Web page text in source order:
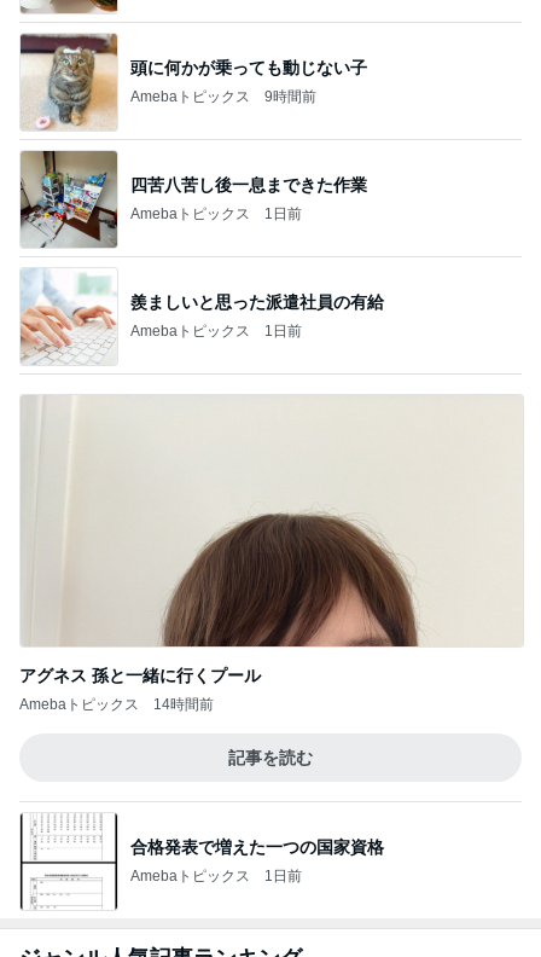
頭に何かが乗っても動じない子
Amebaトピックス 9時間前
四苦八苦し後一息まできた作業
Amebaトピックス 1日前
羨ましいと思った派遣社員の有給
Amebaトピックス 1日前
アグネス 孫と一緒に行くプール
Amebaトピックス 14時間前
記事を読む
合格発表で増えた一つの国家資格
Amebaトピックス 1日前